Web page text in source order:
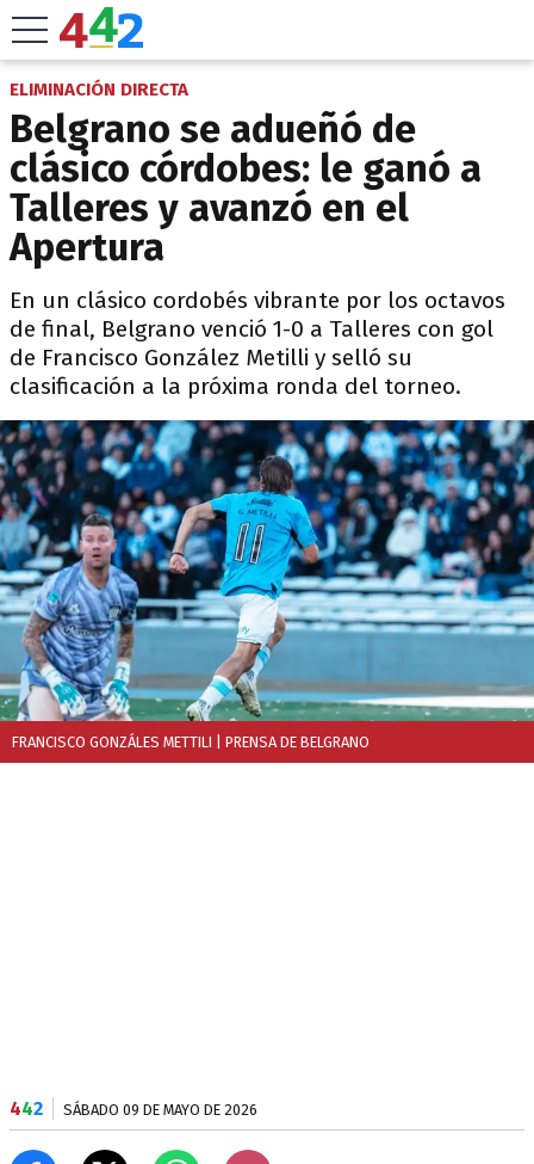
ELIMINACIÓN DIRECTA
Belgrano se adueñó de
clásico córdobes: le ganó a
Talleres y avanzó en el
Apertura
En un clásico cordobés vibrante por los octavos
de final, Belgrano venció 1-0 a Talleres con gol
de Francisco González Metilli y selló su
clasificación a la próxima ronda del torneo.
FRANCISCO GONZÁLES METTILI | PRENSA DE BELGRANO
442 SÁBADO 09 DE MAYO DE 2026